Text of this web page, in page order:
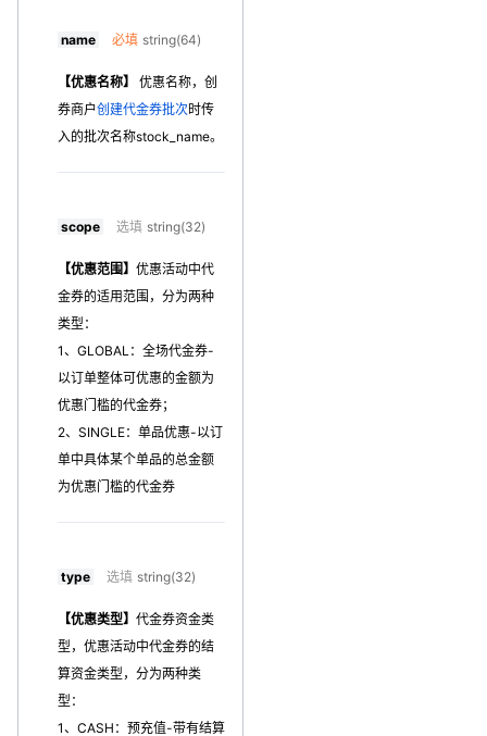
name 必填 string(64)
【优惠名称】
优惠名称，创
券商户创建代金券批次时传
入的批次名称stock_name。
scope 选填 string(32)
【优惠范围】 优惠活动中代
金券的适用范围，分为两种
类型：
1、GLOBAL：全场代金券-
以订单整体可优惠的金额为
优惠门槛的代金券；
2、SINGLE：单品优惠-以订
单中具体某个单品的总金额
为优惠门槛的代金券
type 选填 string(32)
【优惠类型】 代金券资金类
型，优惠活动中代金券的结
算资金类型，分为两种类
型：
1、CASH：预充值-带有结算